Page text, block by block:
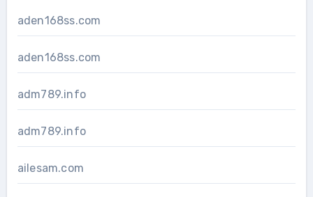
aden168ss.com
aden168ss.com
adm789.info
adm789.info
ailesam.com